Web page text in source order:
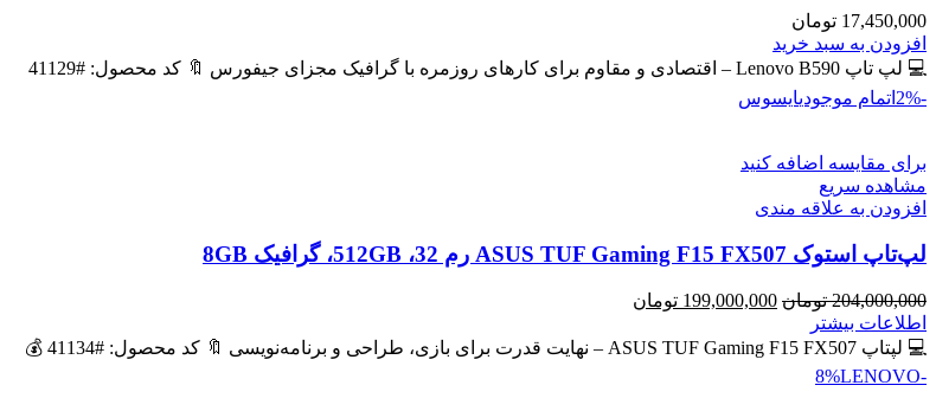
17,450,000 تومان
افزودن به سبد خرید
💻 لپ تاپ Lenovo B590 – اقتصادی و مقاوم برای کارهای روزمره با گرافیک مجزای جیفورس 🔖 کد محصول: #41129
-2%
اتمام موجودیایسوس
برای مقایسه اضافه کنید
مشاهده سریع
افزودن به علاقه مندی
لپ‌تاپ استوک ASUS TUF Gaming F15 FX507 رم 32، 512GB، گرافیک 8GB
204,000,000 تومان قیمت
204,000,000 تومان
199,000,000 تومان
199,000,000 تومان
اطلاعات بیشتر
💻 لپتاپ ASUS TUF Gaming F15 FX507 – نهایت قدرت برای بازی، طراحی و برنامه‌نویسی 🔖 کد محصول: #41134 💰
-8%
LENOVO